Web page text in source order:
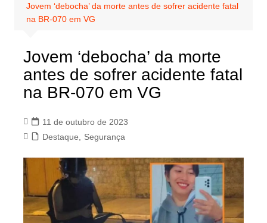
Jovem ‘debocha’ da morte antes de sofrer acidente fatal
na BR-070 em VG
Jovem ‘debocha’ da morte
antes de sofrer acidente fatal
na BR-070 em VG
11 de outubro de 2023
Destaque
Segurança